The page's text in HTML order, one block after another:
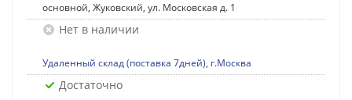
основной, Жуковский, ул. Московская д. 1
Нет в наличии
Удаленный склад (поставка 7дней), г.Москва
Достаточно